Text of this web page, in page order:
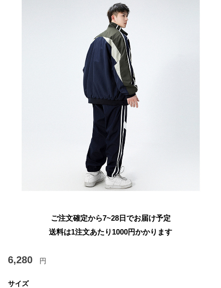
ご注文確定から7~28日でお届け予定
送料は1注文あたり 1000円かかります
6,280 円
サイズ